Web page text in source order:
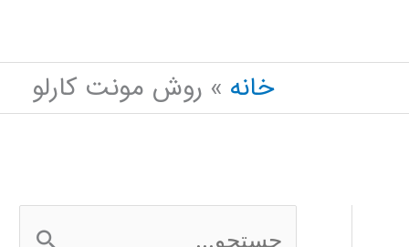
خانه
روش مونت کارلو